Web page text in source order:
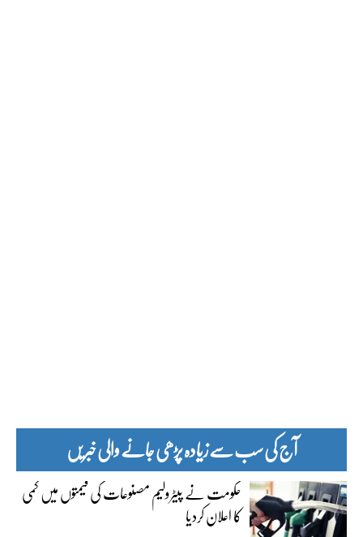
آج کی سب سے زیادہ پڑھی جانے والی خبریں
حکومت نے پیٹرولیم مصنوعات کی قیمتوں میں کمی
کا اعلان کردیا